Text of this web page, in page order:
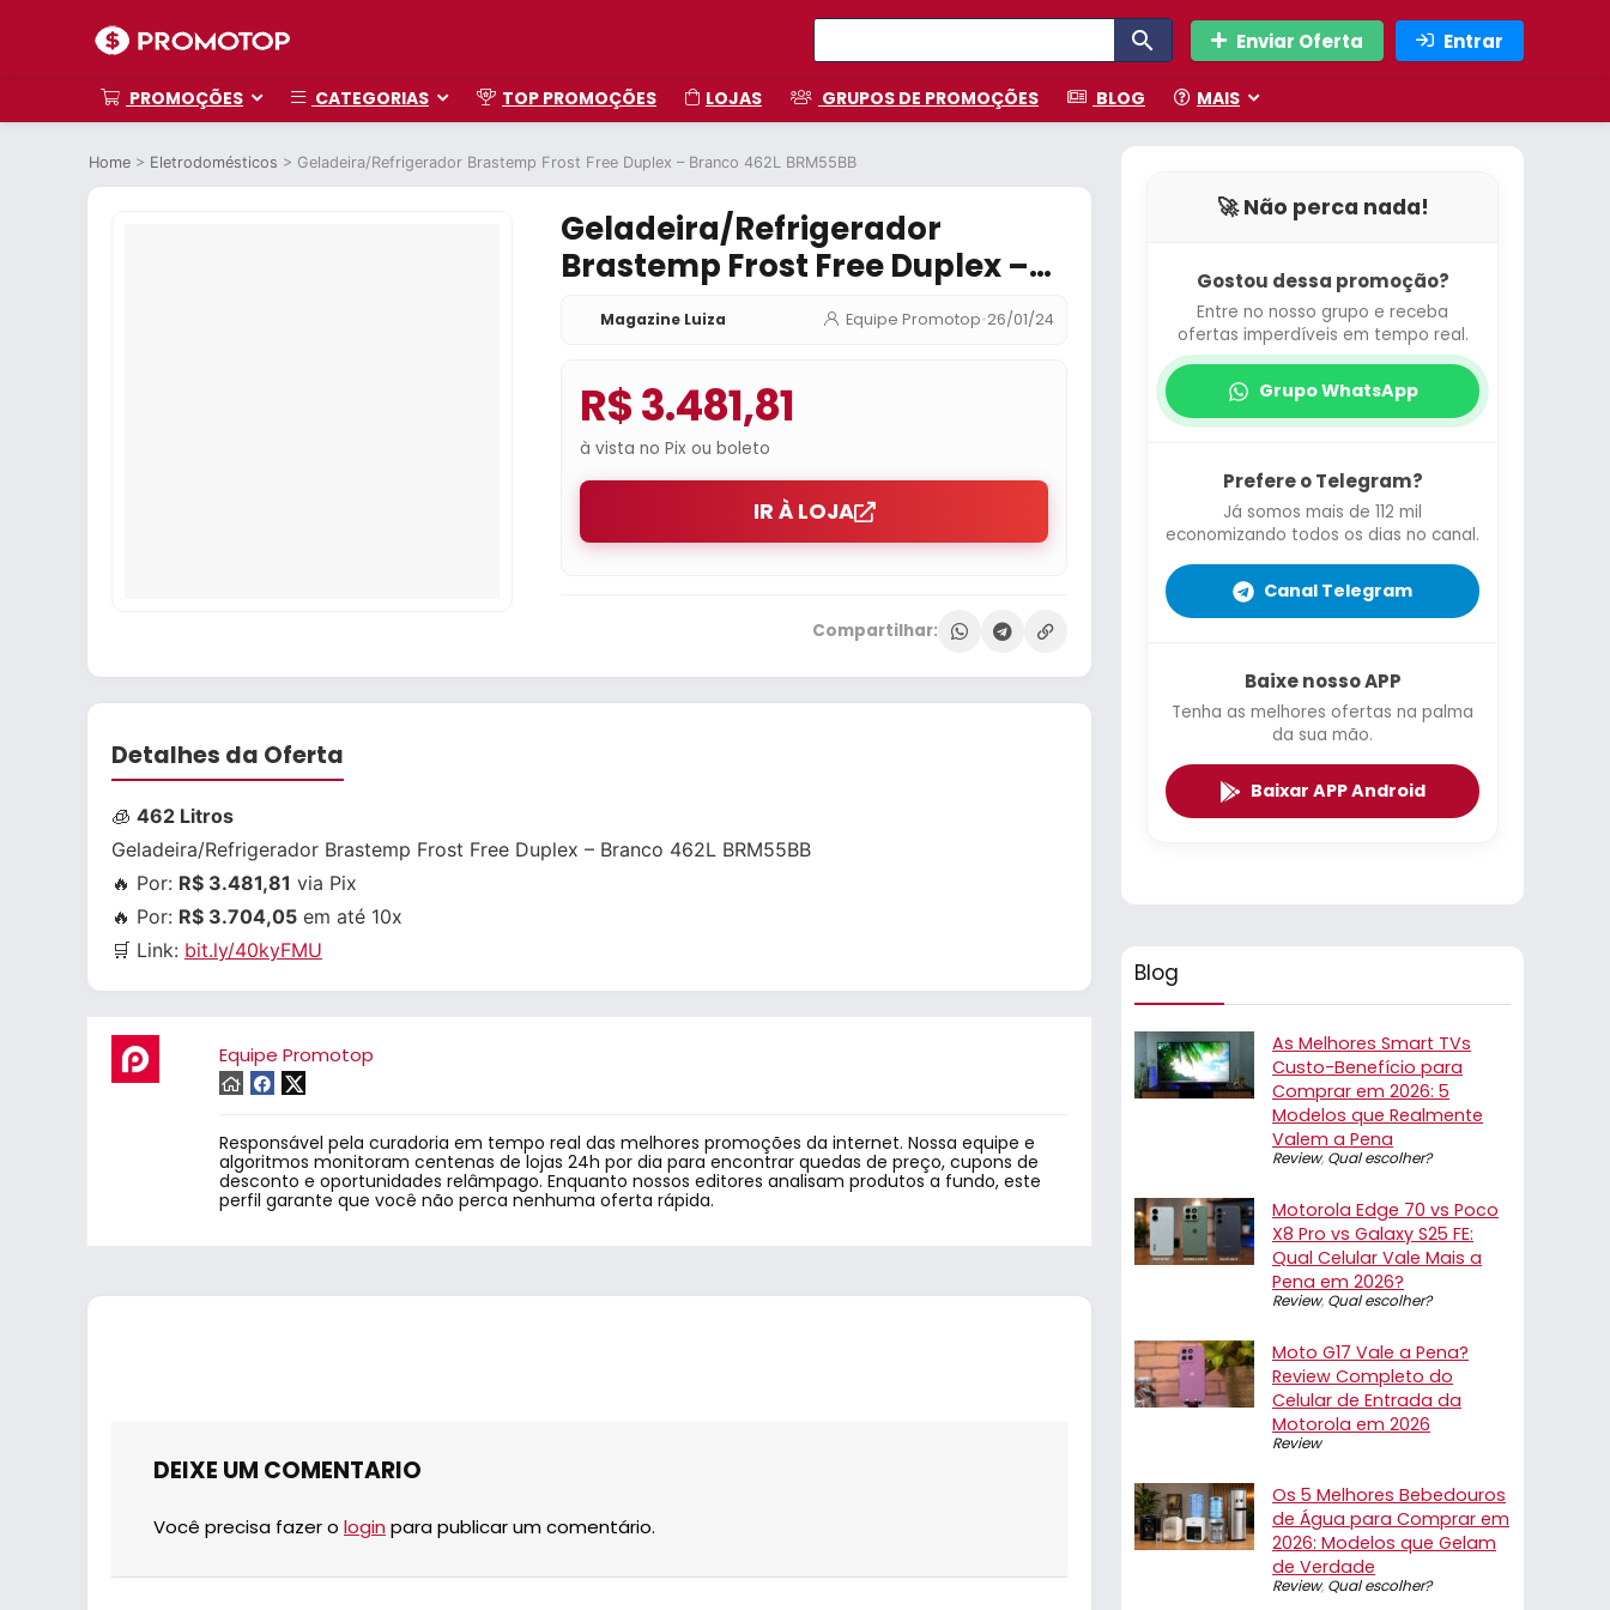
Enviar Oferta Entrar
PROMOÇÕES CATEGORIAS TOP PROMOÇÕES LOJAS GRUPOS DE PROMOÇÕES BLOG MAIS
Home > Eletrodomésticos > Geladeira/Refrigerador Brastemp Frost Free Duplex – Branco 462L BRM55BB
Geladeira/Refrigerador
Brastemp Frost Free Duplex –
Branco 462L BRM55BB
Magazine Luiza Equipe Promotop•26/01/24
R$ 3.481,81
à vista no Pix ou boleto
IR À LOJA
Compartilhar:
Detalhes da Oferta
🧊 462 Litros
Geladeira/Refrigerador Brastemp Frost Free Duplex – Branco 462L BRM55BB
🔥 Por: R$ 3.481,81 via Pix
🔥 Por: R$ 3.704,05 em até 10x
🛒 Link: bit.ly/40kyFMU
Equipe Promotop
Responsável pela curadoria em tempo real das melhores promoções da internet. Nossa equipe e
algoritmos monitoram centenas de lojas 24h por dia para encontrar quedas de preço, cupons de
desconto e oportunidades relâmpago. Enquanto nossos editores analisam produtos a fundo, este
perfil garante que você não perca nenhuma oferta rápida.
DEIXE UM COMENTARIO
Você precisa fazer o login para publicar um comentário.
🚀 Não perca nada!
Gostou dessa promoção?
Entre no nosso grupo e receba
ofertas imperdíveis em tempo real.
Grupo WhatsApp
Prefere o Telegram?
Já somos mais de 112 mil
economizando todos os dias no canal.
Canal Telegram
Baixe nosso APP
Tenha as melhores ofertas na palma
da sua mão.
Baixar APP Android
Blog
As Melhores Smart TVs
Custo-Benefício para
Comprar em 2026: 5
Modelos que Realmente
Valem a Pena
Review, Qual escolher?
Motorola Edge 70 vs Poco
X8 Pro vs Galaxy S25 FE:
Qual Celular Vale Mais a
Pena em 2026?
Review, Qual escolher?
Moto G17 Vale a Pena?
Review Completo do
Celular de Entrada da
Motorola em 2026
Review
Os 5 Melhores Bebedouros
de Água para Comprar em
2026: Modelos que Gelam
de Verdade
Review, Qual escolher?